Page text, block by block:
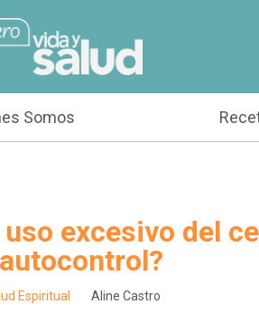
Somos
uso excesivo del
Espiritual Aline Castro